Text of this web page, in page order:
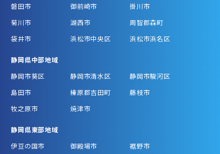
磐田市
御前崎市
掛川市
菊川市
湖西市
周智郡森町
袋井市
浜松市中央区 浜松市浜名区
静岡県中部地域
静岡市葵区
静岡市清水区
静岡市駿河区
島田市
榛原郡吉田町
藤枝市
牧之原市
焼津市
静岡県東部地域
伊豆の国市
御殿場市
裾野市